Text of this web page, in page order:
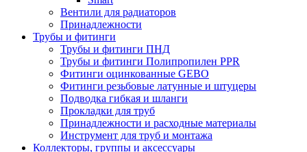
Вентили для радиаторов
Принадлежности
Трубы и фитинги
Трубы и фитинги ПНД
Трубы и фитинги Полипропилен PPR
Фитинги оцинкованные GEBO
Фитинги резьбовые латунные и штуцеры
Подводка гибкая и шланги
Прокладки для труб
Принадлежности и расходные материалы
Инструмент для труб и монтажа
Коллекторы, группы и аксессуары